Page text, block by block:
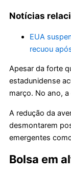
Notícias
EUA
recuou
Apesar da forte
estadunidense
março. No ano,
A redução da
desmontarem
emergentes
Bolsa em